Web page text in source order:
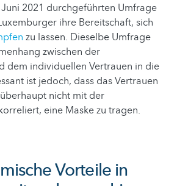
2021 durchgeführten Umfrage
ihre Bereitschaft, sich
zu lassen. Dieselbe Umfrage
zwischen der
dem individuellen Vertrauen in die
ist jedoch, dass das Vertrauen
nicht mit der
eine Maske zu tragen.
Vorteile in